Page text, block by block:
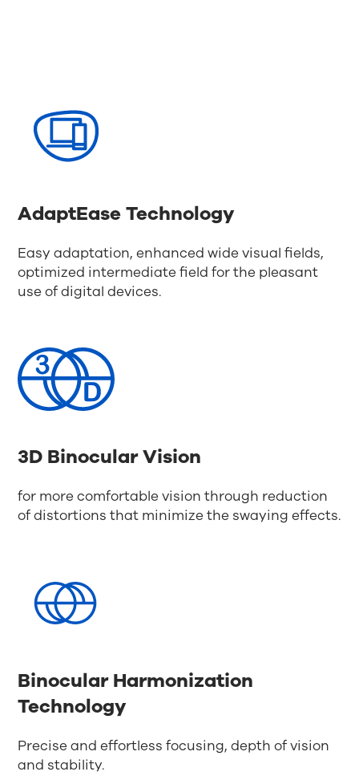
AdaptEase Technology
Easy adaptation, enhanced wide visual fields,
optimized intermediate field for the pleasant
use of digital devices.
3D Binocular Vision
for more comfortable vision through reduction
of distortions that minimize the swaying effects.
Binocular Harmonization
Technology
Precise and effortless focusing, depth of vision
and stability.